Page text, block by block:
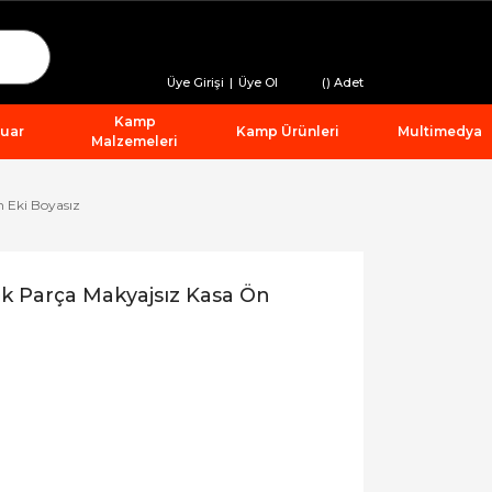
Üye Girişi | Üye Ol () Adet
Kamp
Malzemeleri
Kamp Ürünleri Multimedya
Boyasız
Makyajsız Kasa Ön